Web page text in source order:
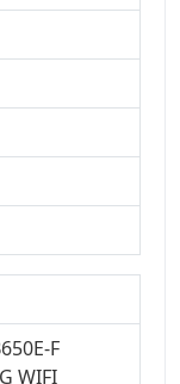
F
WIFI